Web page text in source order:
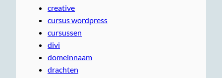
creative
cursus wordpress
cursussen
divi
domeinnaam
drachten